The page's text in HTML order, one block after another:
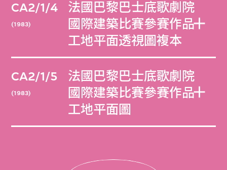
CA2/1/4
(1983)
法國巴黎巴士底歌劇院
國際建築比賽參賽作品
工地平面透視圖複本
CA2/1/5
(1983)
法國巴黎巴士底歌劇院
國際建築比賽參賽作品
工地平面圖